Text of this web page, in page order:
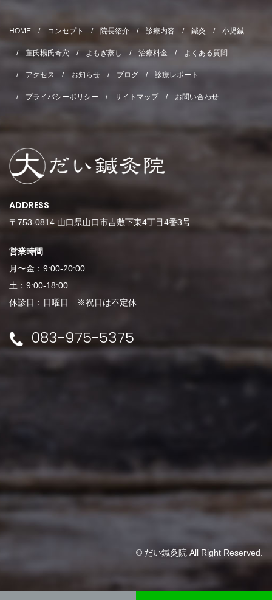
HOME コンセプト 院長紹介 診療内容 鍼灸 小児鍼
董氏楊氏奇穴 よもぎ蒸し 治療料金 よくある質問
アクセス お知らせ ブログ 診療レポート
プライバシーポリシー サイトマップ お問い合わせ
ADDRESS
〒753-0814 山口県山口市吉敷下東4丁目4番3号
営業時間
月〜金：9:00-20:00
土：9:00-18:00
休診日：日曜日 ※祝日は不定休
083-975-5375
© だい鍼灸院 All Right Reserved.